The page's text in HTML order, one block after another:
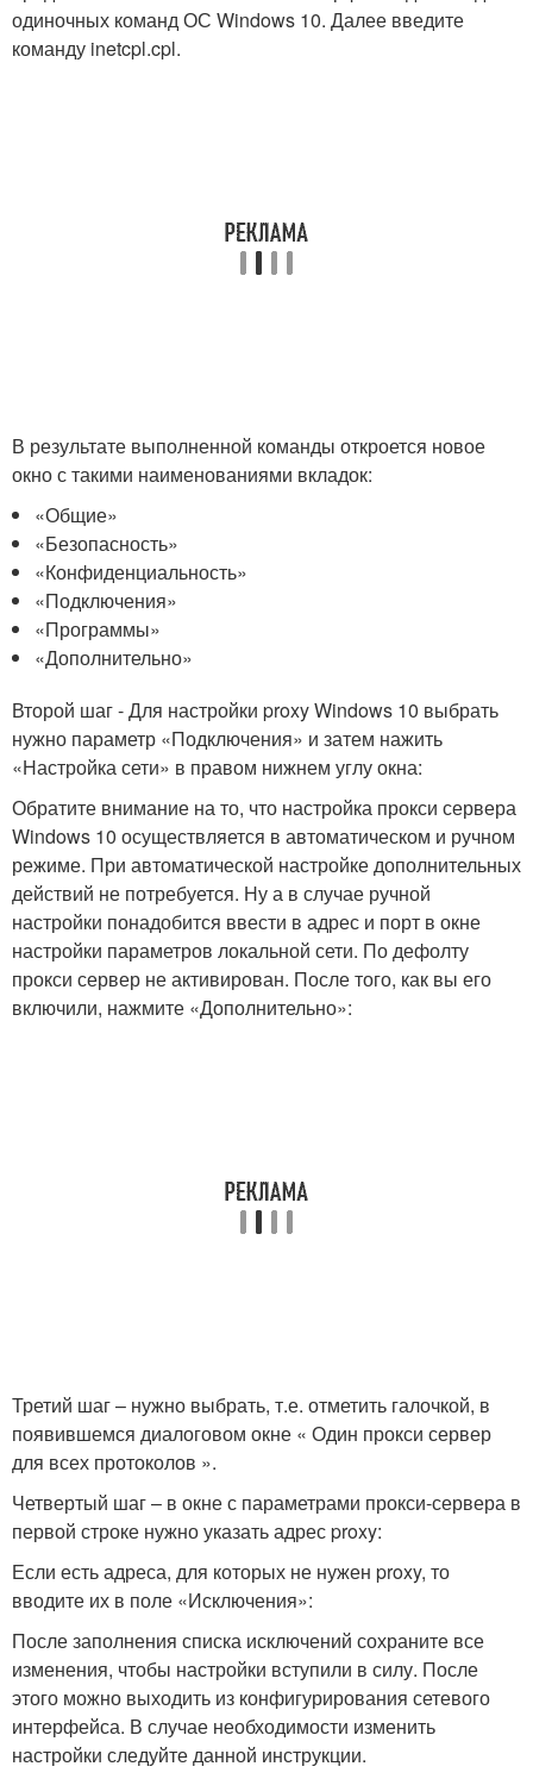
одиночных команд ОС Windows 10. Далее введите
команду inetcpl.cpl.
В результате выполненной команды откроется новое
окно с такими наименованиями вкладок:
«Общие»
«Безопасность»
«Конфиденциальность»
«Подключения»
«Программы»
«Дополнительно»
Второй шаг - Для настройки proxy Windows 10 выбрать
нужно параметр «Подключения» и затем нажить
«Настройка сети» в правом нижнем углу окна:
Обратите внимание на то, что настройка прокси сервера
Windows 10 осуществляется в автоматическом и ручном
режиме. При автоматической настройке дополнительных
действий не потребуется. Ну а в случае ручной
настройки понадобится ввести в адрес и порт в окне
настройки параметров локальной сети. По дефолту
прокси сервер не активирован. После того, как вы его
включили, нажмите «Дополнительно»:
Третий шаг – нужно выбрать, т.е. отметить галочкой, в
появившемся диалоговом окне « Один прокси сервер
для всех протоколов ».
Четвертый шаг – в окне с параметрами прокси-сервера в
первой строке нужно указать адрес proxy:
Если есть адреса, для которых не нужен proxy, то
вводите их в поле «Исключения»:
После заполнения списка исключений сохраните все
изменения, чтобы настройки вступили в силу. После
этого можно выходить из конфигурирования сетевого
интерфейса. В случае необходимости изменить
настройки следуйте данной инструкции.